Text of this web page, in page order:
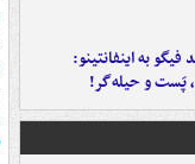
فیگو به اینفانتینو:
پَست‌ و حیله‌گر!